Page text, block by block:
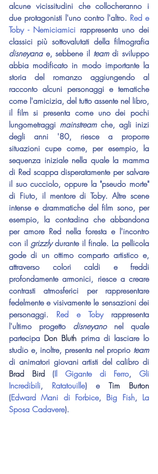
alcune vicissitudini che collocheranno i
due protagonisti l'uno contro l'altro. Red e
Toby - Nemiciamici rappresenta uno dei
disneyana e, sebbene il team di sviluppo
abbia modificato in modo importante la
storia del romanzo aggiungendo al
racconto alcuni personaggi e tematiche
come l'amicizia, del tutto assente nel libro,
il film si presenta come uno dei pochi
lungometraggi mainstream che, agli inizi
degli anni '80, riesce a proporre
situazioni cupe come, per esempio, la
sequenza iniziale nella quale la mamma
di Red scappa disperatamente per salvare
il suo cucciolo, oppure la "pseudo morte"
di Fiuto, il mentore di Toby. Altre scene
intense e drammatiche del film sono, per
esempio, la contadina che abbandona
per amore Red nella foresta e l'incontro
con il grizzly durante il finale. La pellicola
gode di un ottimo comparto artistico e,
attraverso colori caldi e freddi
profondamente armonici, riesce a creare
contrasti atmosferici per rappresentare
fedelmente e visivamente le sensazioni dei
personaggi. Red e Toby rappresenta
l'ultimo progetto disneyano nel quale
partecipa Don Bluth prima di lasciare lo
studio e, inoltre, presenta nel proprio
team
Brad Bird (Il Gigante di Ferro, Gli
Incredibili, Ratatouille) e Tim Burton
(Edward Mani di Forbice, Big Fish, La
Sposa Cadavere).